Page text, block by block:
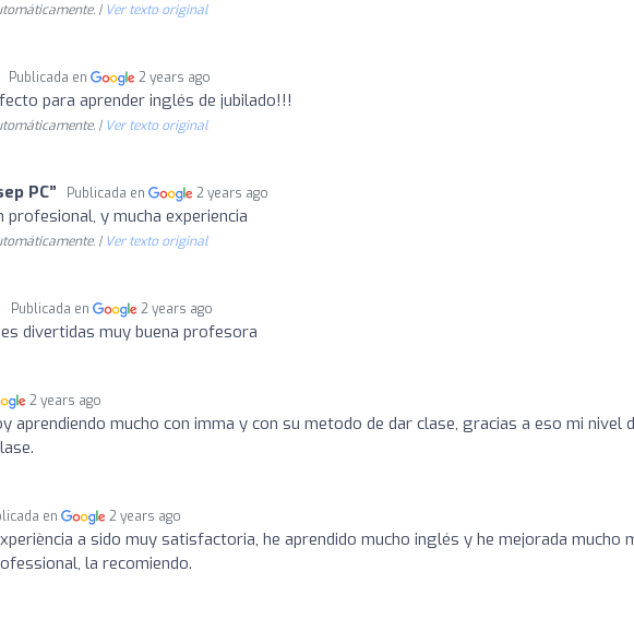
| Ver texto original
Publicada en 2 years ago
para aprender inglés de jubilado!!!
| Ver texto original
PC” Publicada en 2 years ago
profesional, y mucha experiencia
| Ver texto original
Publicada en 2 years ago
divertidas muy buena profesora
2 years ago
aprendiendo mucho con imma y con su metodo de dar clase, gracias a eso mi nivel
en 2 years ago
a sido muy satisfactoria, he aprendido mucho inglés y he mejorada mucho
la recomiendo.